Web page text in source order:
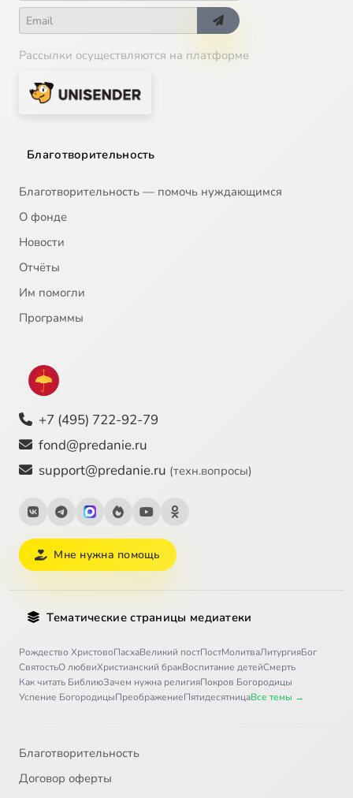
Рассылки осуществляются на платформе
Благотворительность
Благотворительность — помочь нуждающимся
О фонде
Новости
Отчёты
Им помогли
Программы
+7 (495) 722-92-79
fond@predanie.ru
support@predanie.ru (техн.вопросы)
Мне нужна помощь
Тематические страницы медиатеки
Рождество ХристовоПасхаВеликий постПостМолитваЛитургияБог
СвятостьО любвиХристианский бракВоспитание детейСмерть
Как читать БиблиюЗачем нужна религияПокров Богородицы
Успение БогородицыПреображениеПятидесятницаВсе темы →
Благотворительность
Договор оферты